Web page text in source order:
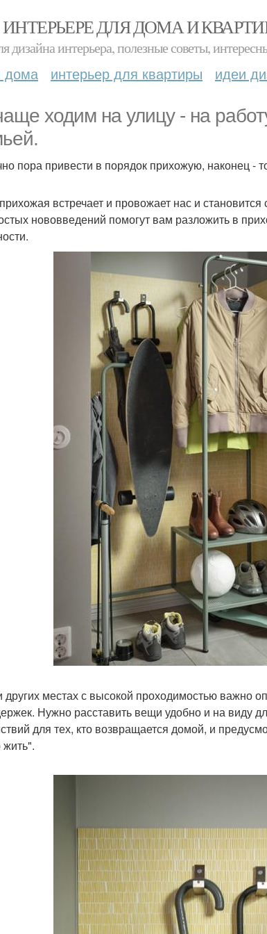
ИНТЕРЬЕРЕ ДЛЯ ДОМА И
дизайна интерьера, полезные советы,
дома интерьер для квартиры идеи
ходим на улицу - на
пора привести в порядок прихожую, наконец -
встречает и провожает нас и
нововведений помогут вам разложить в
местах с высокой проходимостью важно
Нужно расставить вещи удобно и на виду
для тех, кто возвращается домой, и